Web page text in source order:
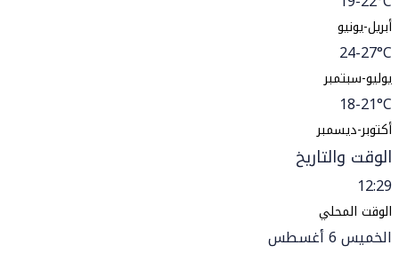
أبريل-يونيو
24-27°C
يوليو-سبتمبر
18-21°C
أكتوبر-ديسمبر
الوقت والتاريخ
12:29
الوقت المحلي
الخميس 6 أغسطس